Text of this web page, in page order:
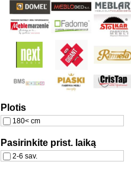
Plotis
180< cm
Pasirinkite prist. laiką
2-6 sav.